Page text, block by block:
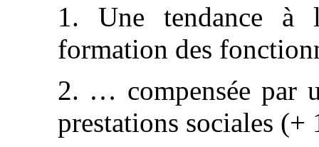
1. Une tendance à
formation des
2. … compensée par
prestations sociales (+